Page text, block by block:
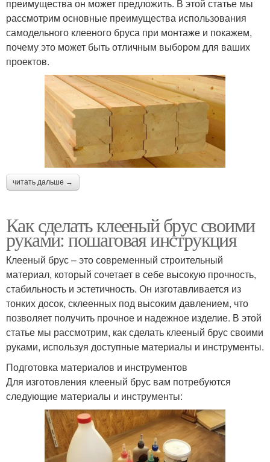
преимущества он может предложить. В этой статье мы
рассмотрим основные преимущества использования
самодельного клееного бруса при монтаже и покажем,
почему это может быть отличным выбором для ваших
проектов.
читать дальше →
Как сделать клееный брус своими
руками: пошаговая инструкция
Клееный брус – это современный строительный
материал, который сочетает в себе высокую прочность,
стабильность и эстетичность. Он изготавливается из
тонких досок, склеенных под высоким давлением, что
позволяет получить прочное и надежное изделие. В этой
статье мы рассмотрим, как сделать клееный брус своими
руками, используя доступные материалы и инструменты.
Подготовка материалов и инструментов
Для изготовления клееный брус вам потребуются
следующие материалы и инструменты: